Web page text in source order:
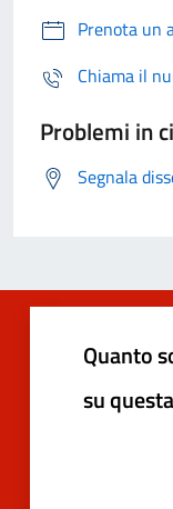
Prenota un
Chiama il
Problemi in
Segnala
Quanto
su